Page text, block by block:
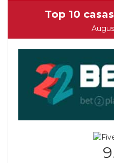
Top 10